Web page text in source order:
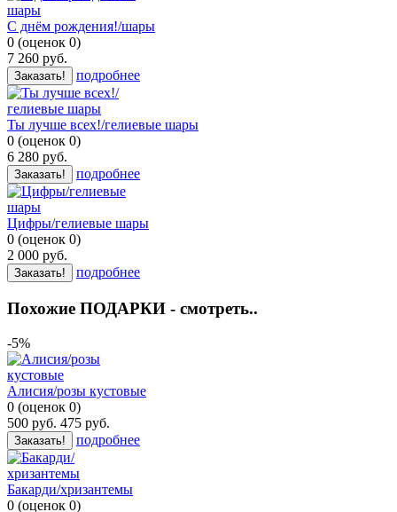
С днём рождения!/шары
0 (оценок 0)
7 260 руб.
Заказать! подробнее
Ты лучше всех!/гелиевые шары
0 (оценок 0)
6 280 руб.
Заказать! подробнее
Цифры/гелиевые шары
0 (оценок 0)
2 000 руб.
Заказать! подробнее
Похожие ПОДАРКИ - смотреть..
-5%
Алисия/розы кустовые
0 (оценок 0)
500 руб. 475 руб.
Заказать! подробнее
Бакарди/хризантемы
0 (оценок 0)